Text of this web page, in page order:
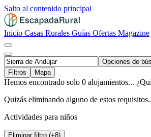
Salto al contenido principal
Inicio Casas Rurales Guías Ofertas Magazine
Opciones de
Filtros
Mapa
Hemos encontrado solo 0 alojamientos...
Quizás eliminando alguno de estos
Actividades para niños
Eliminar filtro (+8)